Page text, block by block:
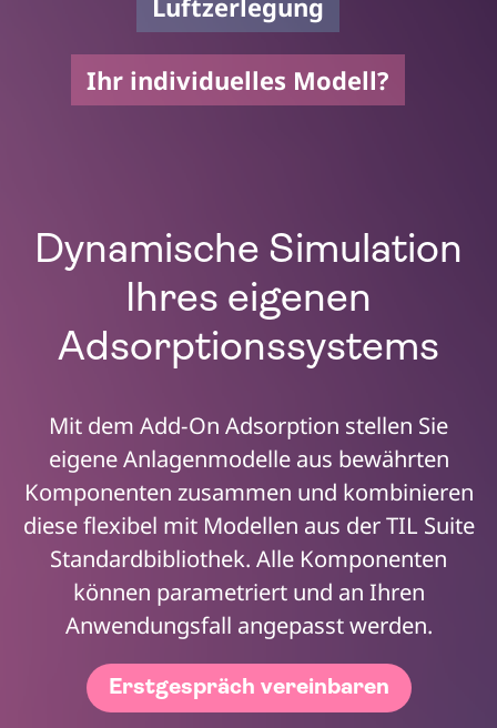
Ihr individuelles Modell?
Dynamische Simulation
Ihres eigenen
Adsorptionssystems
Mit dem Add-On Adsorption stellen Sie
eigene Anlagenmodelle aus bewährten
Komponenten zusammen und kombinieren
diese flexibel mit Modellen aus der TIL Suite
Standardbibliothek. Alle Komponenten
können parametriert und an Ihren
Anwendungsfall angepasst werden.
Erstgespräch vereinbaren